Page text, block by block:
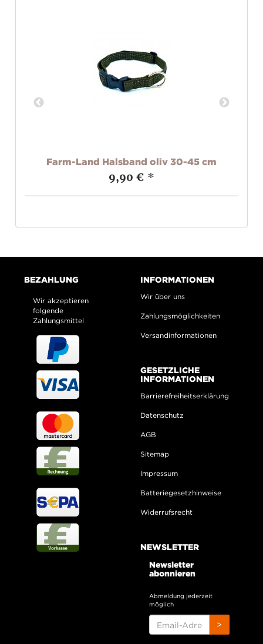
Farm-Land Halsband oliv 30-45 cm
9,90 € *
BEZAHLUNG
Wir akzeptieren
folgende
Zahlungsmittel
INFORMATIONEN
Wir über uns
Zahlungsmöglichkeiten
Versandinformationen
GESETZLICHE
INFORMATIONEN
Barrierefreiheitserklärung
Datenschutz
AGB
Sitemap
Impressum
Batteriegesetzhinweise
Widerrufsrecht
NEWSLETTER
Newsletter
abonnieren
Abmeldung jederzeit
möglich
ADRESSE
>